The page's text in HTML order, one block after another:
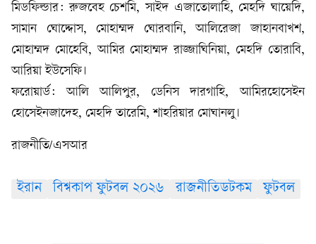
মিডফিল্ডার: রুজবেহ চেশমি, সাইদ এজাতোলাহি, মেহদি ঘায়েদি,
সামান ঘোদ্দোস, মোহাম্মদ ঘোরবানি, আলিরেজা জাহানবাখশ,
মোহাম্মদ মোহেবি, আমির মোহাম্মদ রাজ্জাঘিনিয়া, মেহদি তোরাবি,
আরিয়া ইউসেফি।
ফরোয়ার্ড: আলি আলিপুর, ডেনিস দারগাহি, আমিরহোসেইন
হোসেইনজাদেহ, মেহদি তারেমি, শাহরিয়ার মোঘানলু।
রাজনীতি/এসআর
ইরান বিশ্বকাপ ফুটবল ২০২৬ রাজনীতিডটকম ফুটবল